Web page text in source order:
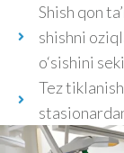
Shish qon
shishni
o‘sishini
Tez